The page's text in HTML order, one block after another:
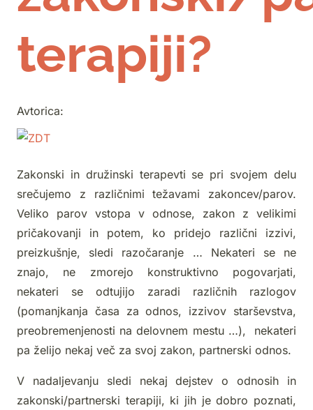
terapiji?
Avtorica:
Zakonski in družinski terapevti se pri svojem delu
srečujemo z različnimi težavami zakoncev/parov.
Veliko parov vstopa v odnose, zakon z velikimi
pričakovanji in potem, ko pridejo različni izzivi,
preizkušnje, sledi razočaranje … Nekateri se ne
znajo, ne zmorejo konstruktivno pogovarjati,
nekateri se odtujijo zaradi različnih razlogov
(pomanjkanja časa za odnos, izzivov starševstva,
preobremenjenosti na delovnem mestu …), nekateri
pa želijo nekaj več za svoj zakon, partnerski odnos.
V nadaljevanju sledi nekaj dejstev o odnosih in
zakonski/partnerski terapiji, ki jih je dobro poznati,